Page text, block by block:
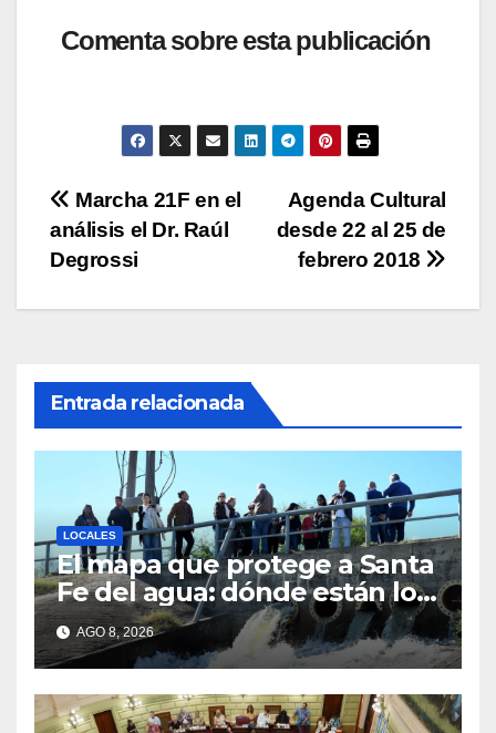
at
p
c
b
o
k
tt
p
Li
n
k
m
ar
tir
Comenta sobre esta publicación
Navegación
de
entradas
Agenda Cultural
desde 22 al 25 de
febrero 2018
Marcha 21F en el
análisis el Dr. Raúl
Degrossi
Entrada relacionada
LOCALES
El mapa que protege a Santa
Fe del agua: dónde están los
54 puntos de bombeo
AGO 8, 2026